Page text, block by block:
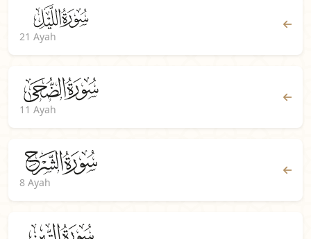
21 Ayah
11 Ayah
8 Ayah